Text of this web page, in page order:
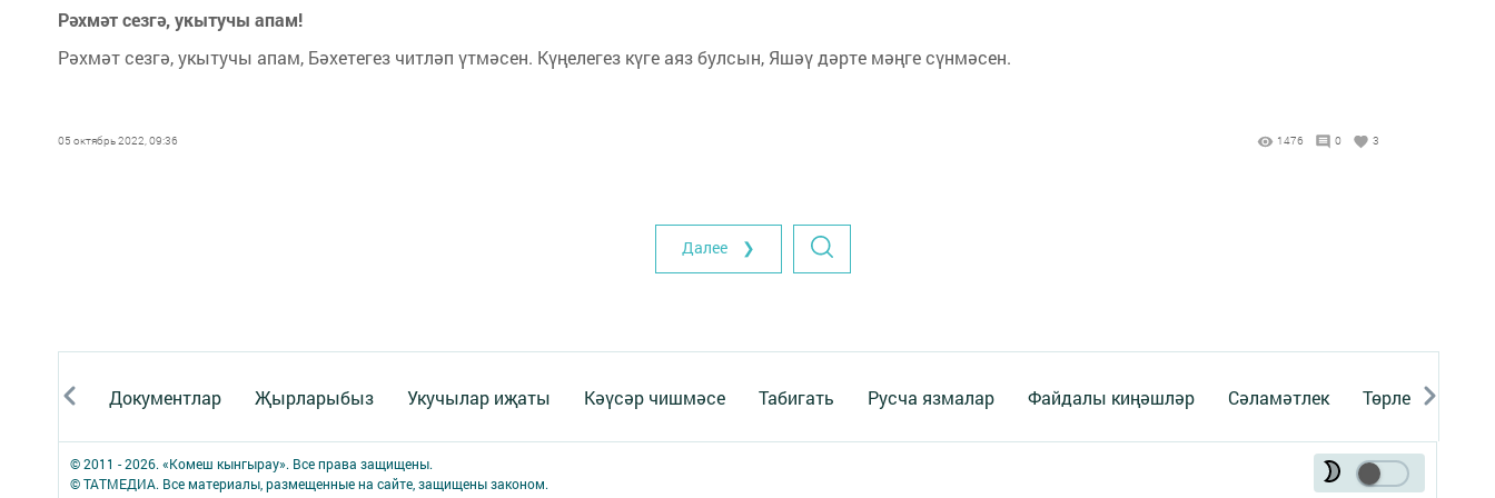
Рәхмәт сезгә, укытучы апам!
Рәхмәт сезгә, укытучы апам, Бәхетегез читләп үтмәсен. Күңелегез күге аяз булсын, Яшәү дәрте мәңге сүнмәсен.
05 октябрь 2022, 09:36 1476 0 3
Далее ❯
Документлар Җырларыбыз Укучылар иҗаты Кәүсәр чишмәсе Табигать Русча язмалар Файдалы киңәшләр Сәламәтлек Төрле темалар
© 2011 - 2026. «Комеш кынгырау». Все права защищены.
© ТАТМЕДИА. Все материалы, размещенные на сайте, защищены законом.